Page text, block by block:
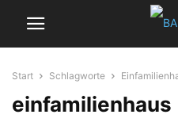
Start Schlagworte
einfamilienhaus